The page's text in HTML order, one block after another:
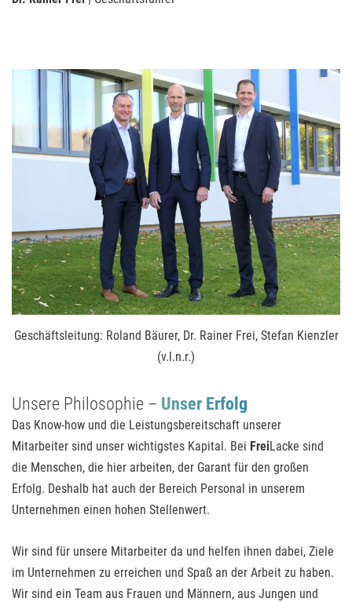
Geschäftsleitung: Roland Bäurer, Dr. Rainer Frei, Stefan Kienzler
(v.l.n.r.)
Unsere Philosophie – Unser Erfolg
Das Know-how und die Leistungsbereitschaft unserer
Mitarbeiter sind unser wichtigstes Kapital. Bei FreiLacke sind
die Menschen, die hier arbeiten, der Garant für den großen
Erfolg. Deshalb hat auch der Bereich Personal in unserem
Unternehmen einen hohen Stellenwert.
Wir sind für unsere Mitarbeiter da und helfen ihnen dabei, Ziele
im Unternehmen zu erreichen und Spaß an der Arbeit zu haben.
Wir sind ein Team aus Frauen und Männern, aus Jungen und